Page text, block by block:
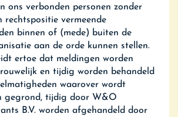
ons verbonden personen zonder
rechtspositie vermeende
binnen of (mede) buiten de
aan de orde kunnen stellen.
ertoe dat meldingen worden
en tijdig worden behandeld
waarover wordt
gegrond, tijdig door W&O
B.V. worden afgehandeld door